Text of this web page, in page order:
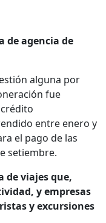
de agencia de
alguna por
fue
entre enero y
el pago de las
setiembre.
de viajes que,
y empresas
y excursiones